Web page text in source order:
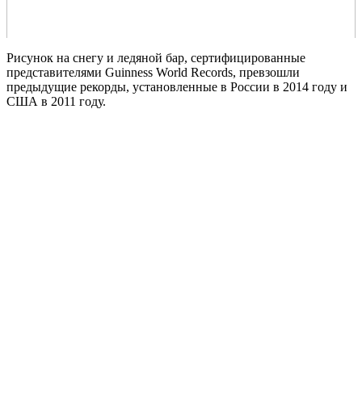
Рисунок на снегу и ледяной бар, сертифицированные
представителями Guinness World Records, превзошли
предыдущие рекорды, установленные в России в 2014 году и
США в 2011 году.